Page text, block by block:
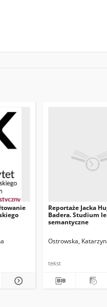
Red.
Reportaże Jacka
Badera. Studium
semantyczne
Ostrowska,
tekst